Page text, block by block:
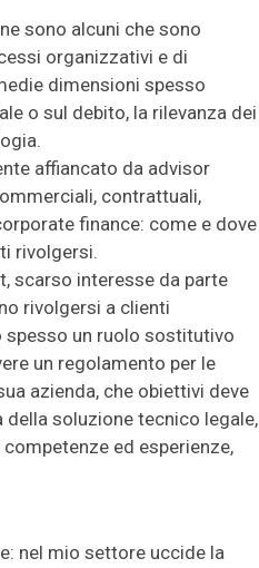
sono alcuni che sono
organizzativi e di
dimensioni spesso
o sul debito, la rilevanza dei
affiancato da advisor
contrattuali,
finance: come e dove
rivolgersi.
scarso interesse da parte
rivolgersi a clienti
un ruolo sostitutivo
un regolamento per le
azienda, che obiettivi deve
soluzione tecnico legale,
ed esperienze,
nel mio settore uccide la